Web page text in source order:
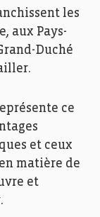
les
aux Pays-
Duché
ce
et ceux
matière de
et